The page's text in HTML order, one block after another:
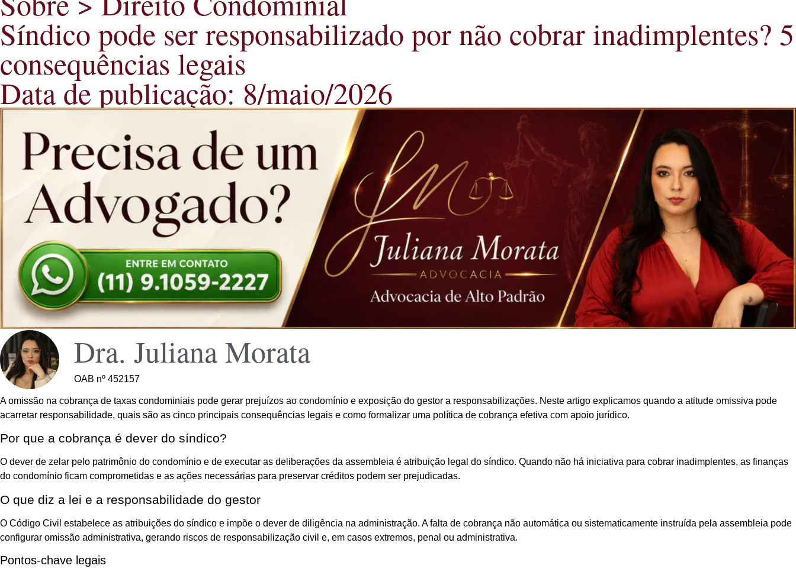
Síndico pode ser responsabilizado por não cobrar inadimplentes? 5
consequências legais
Data de publicação: 8/maio/2026
Dra. Juliana Morata
OAB nº 452157
A omissão na cobrança de taxas condominiais pode gerar prejuízos ao condomínio e exposição do gestor a responsabilizações. Neste artigo explicamos quando a atitude omissiva pode
acarretar responsabilidade, quais são as cinco principais consequências legais e como formalizar uma política de cobrança efetiva com apoio jurídico.
Por que a cobrança é dever do síndico?
O dever de zelar pelo patrimônio do condomínio e de executar as deliberações da assembleia é atribuição legal do síndico. Quando não há iniciativa para cobrar inadimplentes, as finanças
do condomínio ficam comprometidas e as ações necessárias para preservar créditos podem ser prejudicadas.
O que diz a lei e a responsabilidade do gestor
O Código Civil estabelece as atribuições do síndico e impõe o dever de diligência na administração. A falta de cobrança não automática ou sistematicamente instruída pela assembleia pode
configurar omissão administrativa, gerando riscos de responsabilização civil e, em casos extremos, penal ou administrativa.
Pontos-chave legais